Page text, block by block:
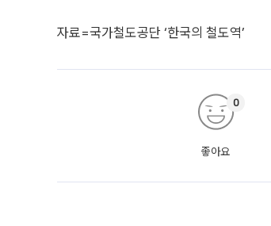
자료=국가철도공단 ‘한국의 철도역’
좋아요
0